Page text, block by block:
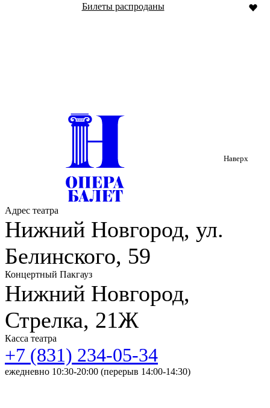
Билеты распроданы
Наверх
Адрес театра
Нижний Новгород, ул.
Белинского, 59
Концертный Пакгауз
Нижний Новгород,
Стрелка, 21Ж
Касса театра
+7 (831) 234-05-34
ежедневно 10:30-20:00 (перерыв 14:00-14:30)